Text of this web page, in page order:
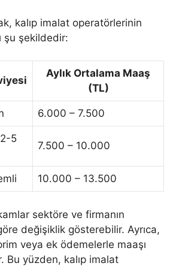
kalıp imalat operatörlerinin
şu şekildedir:
Aylık Ortalama Maaş
(TL)
6.000 – 7.500
5
7.500 – 10.000
10.000 – 13.500
sektöre ve firmanın
değişiklik gösterebilir. Ayrıca,
veya ek ödemelerle maaşı
Bu yüzden, kalıp imalat